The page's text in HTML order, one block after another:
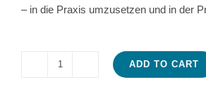
– in die Praxis umzusetzen und in der
Management
ADD TO CART